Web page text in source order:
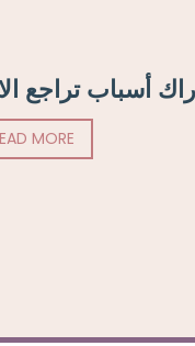
أسباب تراجع
MORE